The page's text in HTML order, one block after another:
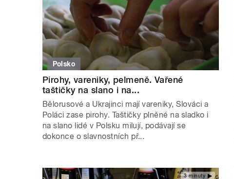
Polsko
Pirohy, vareniky, pelmeně. Vařené
taštičky na slano i na...
Bělorusové a Ukrajinci mají vareniky, Slováci a
Poláci zase pirohy. Taštičky plněné na sladko i
na slano lidé v Polsku milují, podávají se
dokonce o slavnostních př...
3 minuty